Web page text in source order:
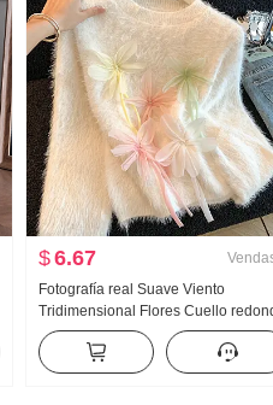
$6.67
Fotografía real Suave Viento
Tridimensional Flores Cuello
Suéter de punto Mujer Otoño
Suave Glutinoso Dulce Suéter Moda